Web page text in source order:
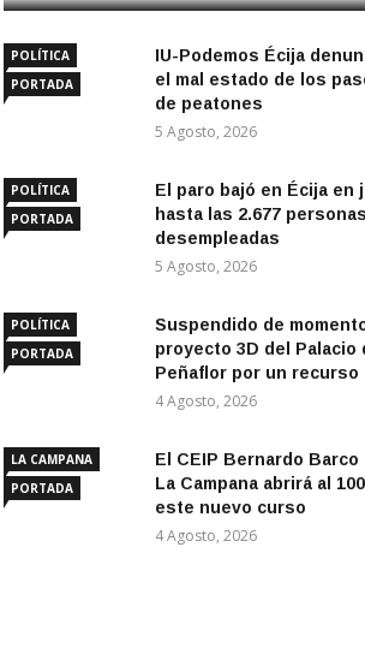
POLÍTICA
PORTADA
IU-Podemos Écija
el mal estado de los
de peatones
5 Agosto, 2026
POLÍTICA
PORTADA
El paro bajó en Écija en
hasta las 2.677 personas
desempleadas
5 Agosto, 2026
POLÍTICA
PORTADA
Suspendido de
proyecto 3D del Palacio
Peñaflor por un recurso
4 Agosto, 2026
LA CAMPANA
PORTADA
El CEIP Bernardo Barco
La Campana abrirá al
este nuevo curso
4 Agosto, 2026